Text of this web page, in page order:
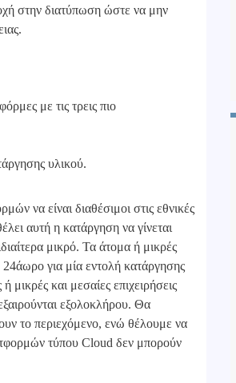
στην διατύπωση ώστε να μην
με τις τρεις πιο
υλικού.
να είναι διαθέσιμοι στις εθνικές
αυτή η κατάργηση να γίνεται
μικρό. Τα άτομα ή μικρές
24άωρο για μία εντολή κατάργησης
μικρές και μεσαίες επιχειρήσεις
εξολοκλήρου. Θα
το περιεχόμενο, ενώ θέλουμε να
τύπου Cloud δεν μπορούν